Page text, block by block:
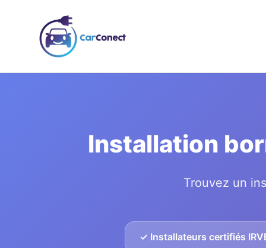
Installation
Trouvez un
✓ Installateurs certifiés